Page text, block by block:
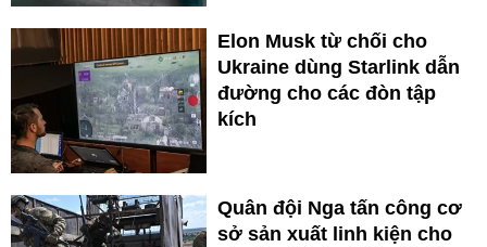
Elon Musk từ chối cho
Ukraine dùng Starlink dẫn
đường cho các đòn tập
kích
Quân đội Nga tấn công cơ
sở sản xuất linh kiện cho